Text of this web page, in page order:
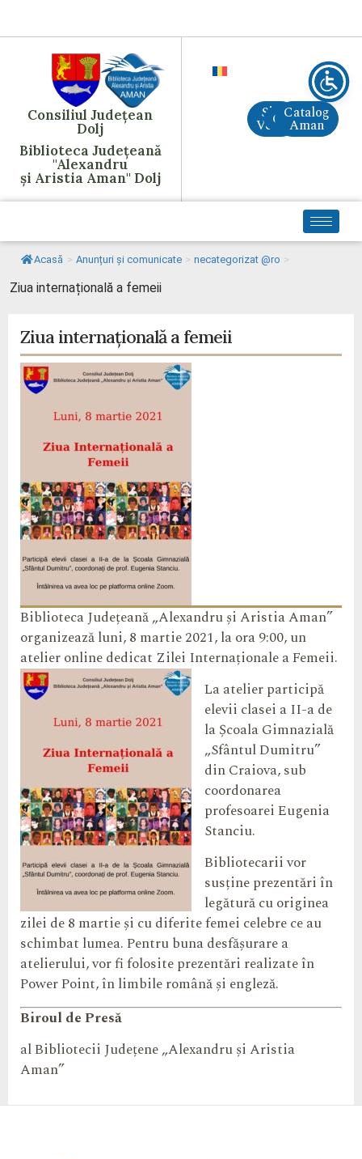
Consiliul Județean
Dolj
Biblioteca Județeană
"Alexandru
și Aristia Aman" Dolj
Site
VechiCreAI
Catalog
Aman
Acasă > Anunțuri și comunicate > necategorizat @ro >
Ziua internațională a femeii
Ziua internațională a femeii
Biblioteca Județeană „Alexandru și Aristia Aman”
organizează luni, 8 martie 2021, la ora 9:00, un
atelier online dedicat Zilei Internaționale a Femeii.
La atelier participă
elevii clasei a II-a de
la Școala Gimnazială
„Sfântul Dumitru”
din Craiova, sub
coordonarea
profesoarei Eugenia
Stanciu.
Bibliotecarii vor
susține prezentări în
legătură cu originea
zilei de 8 martie și cu diferite femei celebre ce au
schimbat lumea. Pentru buna desfășurare a
atelierului, vor fi folosite prezentări realizate în
Power Point, în limbile română și engleză.
Biroul de Presă
al Bibliotecii Județene „Alexandru și Aristia
Aman”